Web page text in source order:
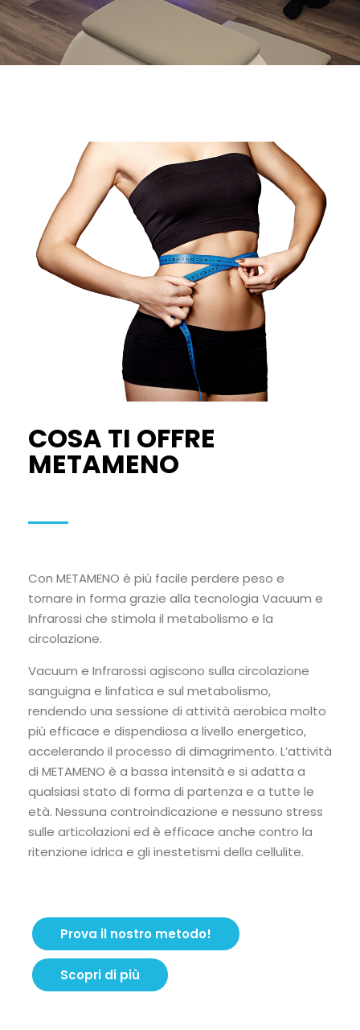
COSA TI OFFRE
METAMENO
Con METAMENO è più facile perdere peso e
tornare in forma grazie alla tecnologia Vacuum e
Infrarossi che stimola il metabolismo e la
circolazione.
Vacuum e Infrarossi agiscono sulla circolazione
sanguigna e linfatica e sul metabolismo,
rendendo una sessione di attività aerobica molto
più efficace e dispendiosa a livello energetico,
accelerando il processo di dimagrimento. L’attività
di METAMENO è a bassa intensità e si adatta a
qualsiasi stato di forma di partenza e a tutte le
età. Nessuna controindicazione e nessuno stress
sulle articolazioni ed è efficace anche contro la
ritenzione idrica e gli inestetismi della cellulite.
Prova il nostro metodo!
Scopri di più